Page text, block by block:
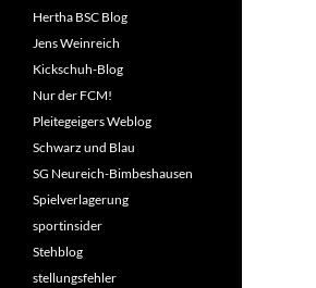
Hertha BSC Blog
Jens Weinreich
Kickschuh-Blog
Nur der FCM!
Pleitegeigers Weblog
Schwarz und Blau
SG Neureich-Bimbeshausen
Spielverlagerung
sportinsider
Stehblog
stellungsfehler